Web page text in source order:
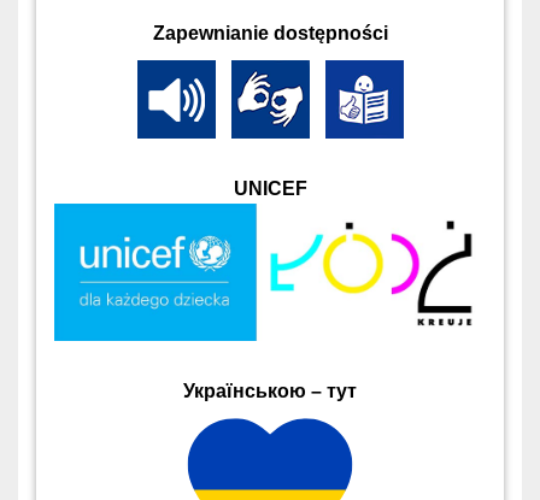
Zapewnianie dostępności
UNICEF
Українською – тут